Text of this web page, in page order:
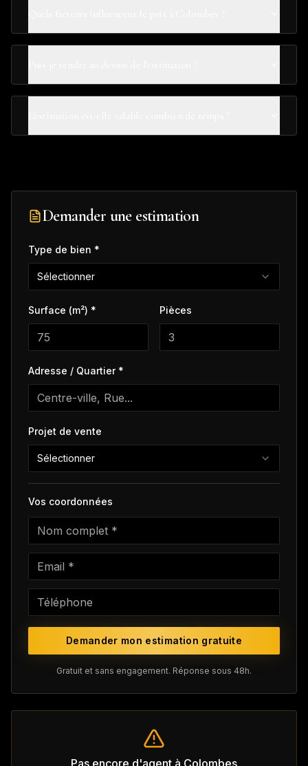
Demander une estimation
Type de bien *
Sélectionner
Surface (m²) * Pièces
Adresse / Quartier *
Projet de vente
Sélectionner
Vos coordonnées
Demander mon estimation gratuite
Gratuit et sans engagement. Réponse sous 48h.
Pas encore d'agent à Colombes